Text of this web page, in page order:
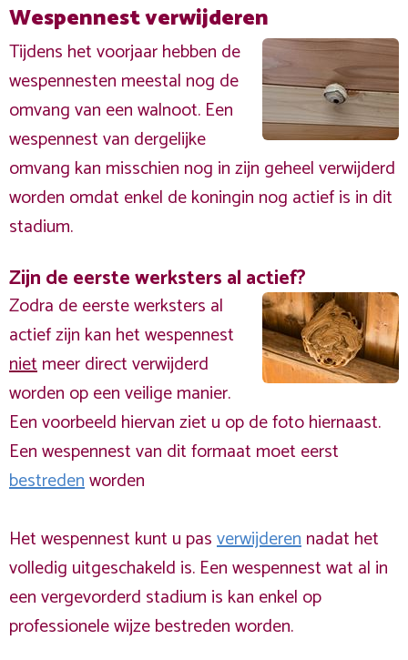
Wespennest verwijderen
Tijdens het voorjaar hebben de
wespennesten meestal nog de
omvang van een walnoot. Een
wespennest van dergelijke
omvang kan misschien nog in zijn geheel verwijderd
worden omdat enkel de koningin nog actief is in dit
stadium.
Zijn de eerste werksters al actief?
Zodra de eerste werksters al
actief zijn kan het wespennest
nietmeer direct verwijderd
worden op een veilige manier.
Een voorbeeld hiervan ziet u op de foto hiernaast.
Een wespennest van dit formaat moet eerst
bestredenworden
Het wespennest kunt u pasverwijderennadat het
volledig uitgeschakeld is. Een wespennest wat al in
een vergevorderd stadium is kan enkel op
professionele wijze bestreden worden.